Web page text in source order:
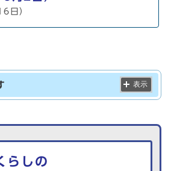
日）
表示
らしの